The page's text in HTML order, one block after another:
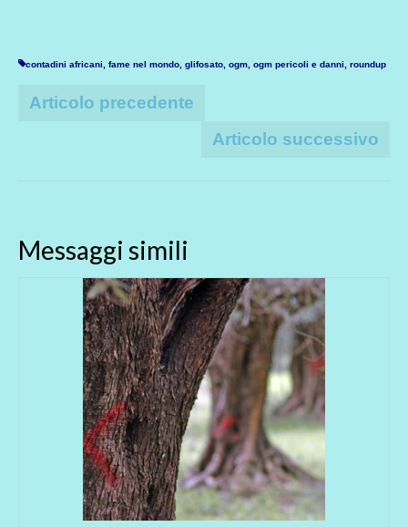
contadini africani, fame nel mondo, glifosato, ogm, ogm pericoli e danni, roundup
Articolo precedente
Articolo successivo
Messaggi simili